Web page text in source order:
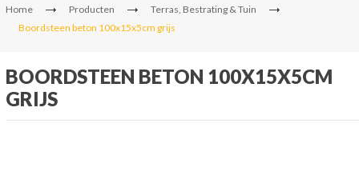
Home Producten
Terras, Bestrating & Tuin
Boordsteen beton 100x15x5cm grijs
BOORDSTEEN BETON 100X15X5CM
GRIJS